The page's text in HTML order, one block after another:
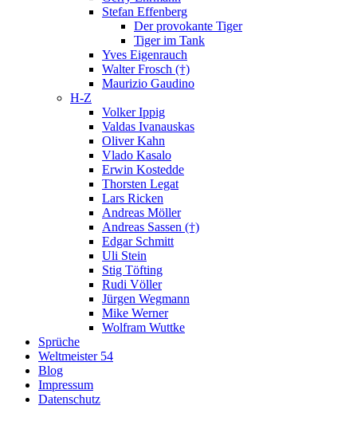
Stefan Effenberg
Der provokante Tiger
Tiger im Tank
Yves Eigenrauch
Walter Frosch (†)
Maurizio Gaudino
H-Z
Volker Ippig
Valdas Ivanauskas
Oliver Kahn
Vlado Kasalo
Erwin Kostedde
Thorsten Legat
Lars Ricken
Andreas Möller
Andreas Sassen (†)
Edgar Schmitt
Uli Stein
Stig Töfting
Rudi Völler
Jürgen Wegmann
Mike Werner
Wolfram Wuttke
Sprüche
Weltmeister 54
Blog
Impressum
Datenschutz